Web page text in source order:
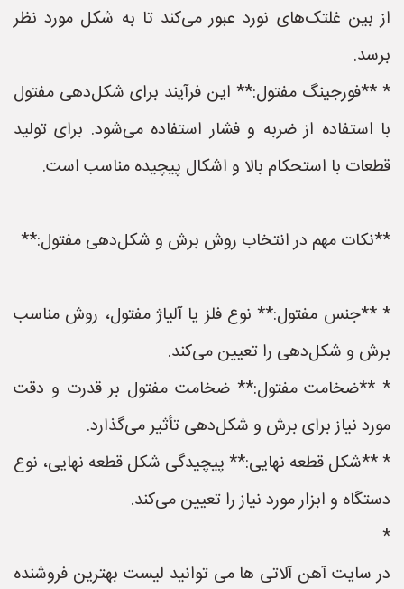
از بین غلتک‌های نورد عبور می‌کند تا به شکل مورد نظر
برسد.
* **فورجینگ مفتول:** این فرآیند برای شکل‌دهی مفتول
با استفاده از ضربه و فشار استفاده می‌شود. برای تولید
قطعات با استحکام بالا و اشکال پیچیده مناسب است.
**نکات مهم در انتخاب روش برش و شکل‌دهی مفتول:**
* **جنس مفتول:** نوع فلز یا آلیاژ مفتول، روش مناسب
برش و شکل‌دهی را تعیین می‌کند.
* **ضخامت مفتول:** ضخامت مفتول بر قدرت و دقت
مورد نیاز برای برش و شکل‌دهی تأثیر می‌گذارد.
* **شکل قطعه نهایی:** پیچیدگی شکل قطعه نهایی، نوع
دستگاه و ابزار مورد نیاز را تعیین می‌کند.
*
در سایت آهن آلاتی ها می توانید لیست بهترین فروشنده